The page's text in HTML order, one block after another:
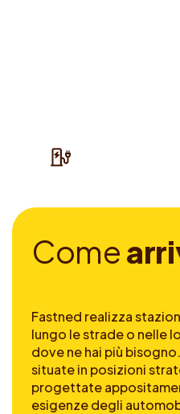
Comearri
Fastned realizza
lungo le strade o nelle
dove ne hai più
situate in posizioni
progettate
esigenze degli